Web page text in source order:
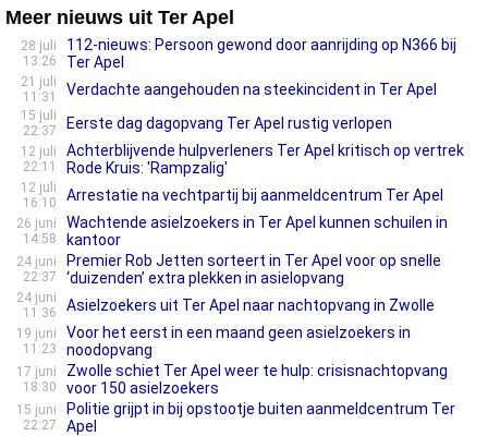
Meer nieuws uit Ter Apel
28 juli
13:26
112-nieuws: Persoon gewond door aanrijding op N366 bij
Ter Apel
21 juli
11:31
Verdachte aangehouden na steekincident in Ter Apel
15 juli
22:37
Eerste dag dagopvang Ter Apel rustig verlopen
12 juli
22:11
Achterblijvende hulpverleners Ter Apel kritisch op vertrek
Rode Kruis: 'Rampzalig'
12 juli
16:10
Arrestatie na vechtpartij bij aanmeldcentrum Ter Apel
26 juni
14:58
Wachtende asielzoekers in Ter Apel kunnen schuilen in
kantoor
24 juni
22:37
Premier Rob Jetten sorteert in Ter Apel voor op snelle
‘duizenden’ extra plekken in asielopvang
24 juni
11:36
Asielzoekers uit Ter Apel naar nachtopvang in Zwolle
19 juni
11:23
Voor het eerst in een maand geen asielzoekers in
noodopvang
17 juni
18:30
Zwolle schiet Ter Apel weer te hulp: crisisnachtopvang
voor 150 asielzoekers
15 juni
22:27
Politie grijpt in bij opstootje buiten aanmeldcentrum Ter
Apel